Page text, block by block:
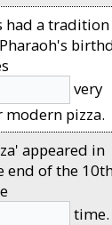
had a
very
pizza.
appeared in
end of the
time.